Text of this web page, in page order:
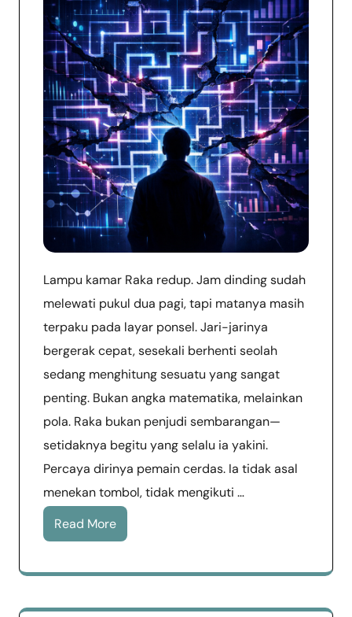
Lampu kamar Raka redup. Jam dinding sudah
melewati pukul dua pagi, tapi matanya masih
terpaku pada layar ponsel. Jari-jarinya
bergerak cepat, sesekali berhenti seolah
sedang menghitung sesuatu yang sangat
penting. Bukan angka matematika, melainkan
pola. Raka bukan penjudi sembarangan—
setidaknya begitu yang selalu ia yakini.
Percaya dirinya pemain cerdas. Ia tidak asal
menekan tombol, tidak mengikuti …
Read More